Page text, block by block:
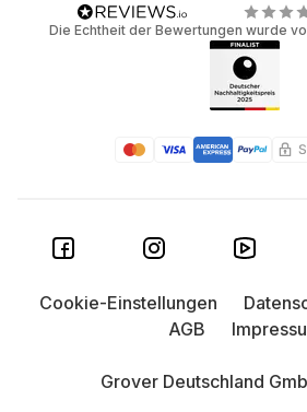
Die Echtheit der Bewertungen wurde
Grover Deutschland
Cookie-Einstellungen
AGB